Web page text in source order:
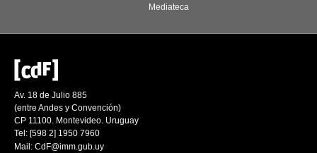
Mediateca
Av. 18 de Julio 885
(entre Andes y Convención)
CP 11100. Montevideo. Uruguay
Tel: [598 2] 1950 7960
Mail: CdF@imm.gub.uy